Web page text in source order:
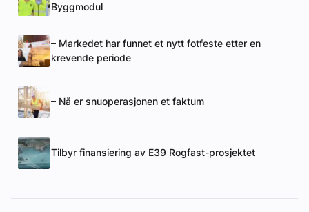
Byggmodul
– Markedet har funnet et nytt fotfeste etter en
krevende periode
– Nå er snuoperasjonen et faktum
Tilbyr finansiering av E39 Rogfast-prosjektet